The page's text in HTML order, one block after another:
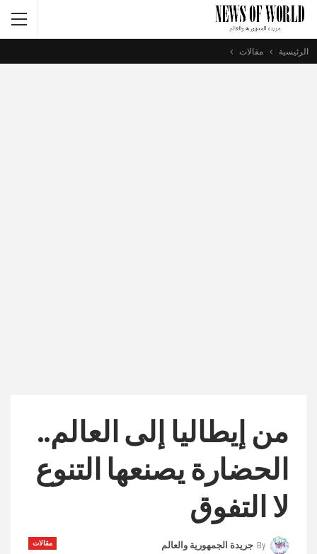
الرئيسية مقالات
من إيطاليا إلى العالم..
الحضارة يصنعها التنوع
لا التفوق
مقالات By جريدة الجمهورية والعالم